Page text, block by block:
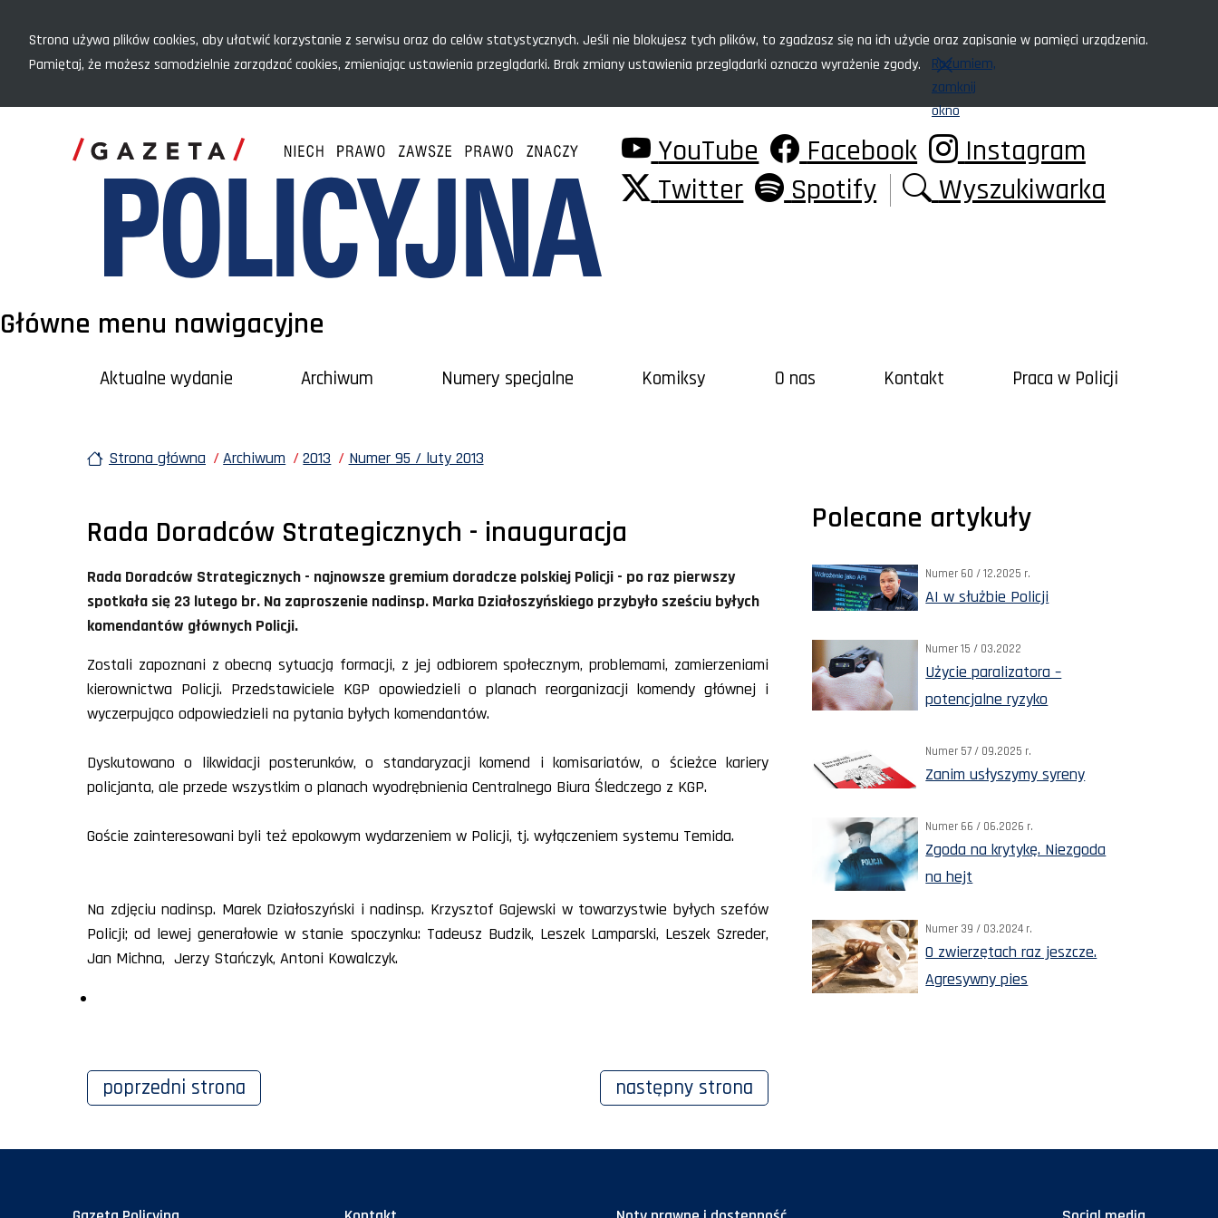
Strona używa plików cookies, aby ułatwić korzystanie z serwisu oraz do celów statystycznych. Jeśli nie blokujesz tych plików, to zgadzasz się na ich użycie oraz zapisanie w pamięci urządzenia.
Pamiętaj, że możesz samodzielnie zarządzać cookies, zmieniając ustawienia przeglądarki. Brak zmiany ustawienia przeglądarki oznacza wyrażenie zgody.
Rozumiem,
zamknij
okno
YouTube Facebook
Instagram
Twitter
Spotify Wyszukiwarka
Główne menu nawigacyjne
Aktualne wydanie Archiwum Numery specjalne Komiksy O nas Kontakt Praca w Policji
Strona główna Archiwum 2013 Numer 95 / luty 2013
Rada Doradców Strategicznych - inauguracja
Rada Doradców Strategicznych - najnowsze gremium doradcze polskiej Policji - po raz pierwszy
spotkała się 23 lutego br. Na zaproszenie nadinsp. Marka Działoszyńskiego przybyło sześciu byłych
komendantów głównych Policji.
Zostali zapoznani z obecną sytuacją formacji, z jej odbiorem społecznym, problemami, zamierzeniami
kierownictwa Policji. Przedstawiciele KGP opowiedzieli o planach reorganizacji komendy głównej i
wyczerpująco odpowiedzieli na pytania byłych komendantów.
Dyskutowano o likwidacji posterunków, o standaryzacji komend i komisariatów, o ścieżce kariery
policjanta, ale przede wszystkim o planach wyodrębnienia Centralnego Biura Śledczego z KGP.
Goście zainteresowani byli też epokowym wydarzeniem w Policji, tj. wyłączeniem systemu Temida.
Na zdjęciu nadinsp. Marek Działoszyński i nadinsp. Krzysztof Gajewski w towarzystwie byłych szefów
Policji; od lewej generałowie w stanie spoczynku: Tadeusz Budzik, Leszek Lamparski, Leszek Szreder,
Jan Michna, Jerzy Stańczyk, Antoni Kowalczyk.
poprzedni strona następny strona
Polecane artykuły
Numer 60 / 12.2025 r.
AI w służbie Policji
Numer 15 / 03.2022
Użycie paralizatora –
potencjalne ryzyko
Numer 57 / 09.2025 r.
Zanim usłyszymy syreny
Numer 66 / 06.2026 r.
Zgoda na krytykę. Niezgoda
na hejt
Numer 39 / 03.2024 r.
O zwierzętach raz jeszcze.
Agresywny pies